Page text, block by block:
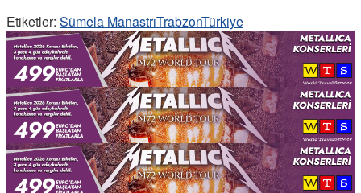
Etiketler: Sümela ManastrıTrabzonTürkiye